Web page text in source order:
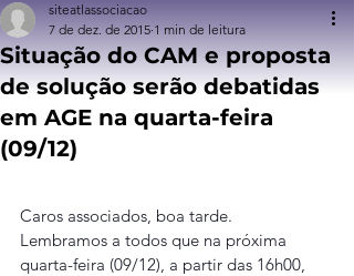
Situação do CAM e proposta
de solução serão debatidas
em AGE na quarta-feira
(09/12)
siteatlassociacao
7 de dez. de 2015 1 min de leitura
Caros associados, boa tarde.
Lembramos a todos que na próxima
quarta-feira (09/12), a partir das 16h00,